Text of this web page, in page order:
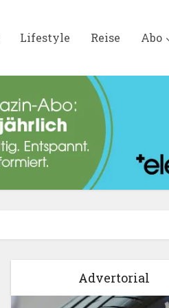
Lifestyle Reise Abo
Advertorial